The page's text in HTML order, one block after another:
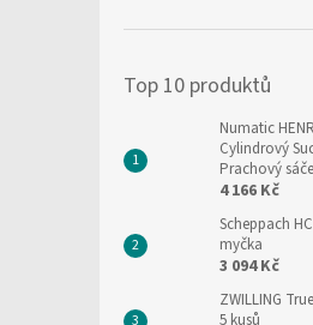
Top 10 produktů
Numatic
Cylindrový
Prachový
4 166 Kč
Scheppach
myčka
3 094 Kč
ZWILLING
5 kusů